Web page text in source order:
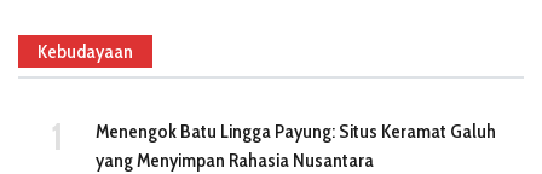
Kebudayaan
Menengok Batu Lingga Payung: Situs Keramat Galuh
yang Menyimpan Rahasia Nusantara